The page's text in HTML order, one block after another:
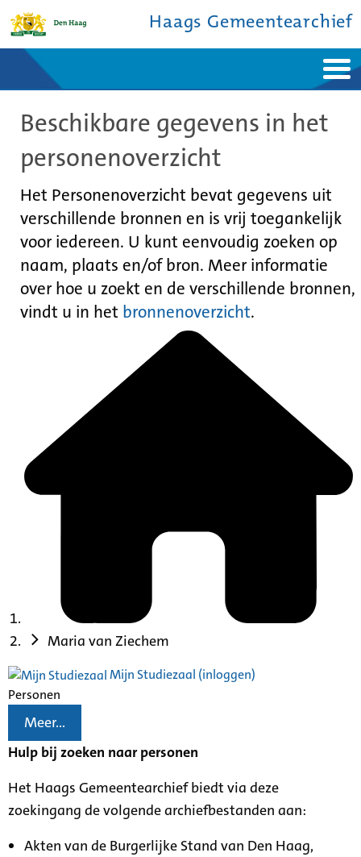
Haags Gemeentearchief
Ontdek de stad
De studiezaal
Bronnen en collecties
Contact
Beschikbare gegevens in het
personenoverzicht
Het Personenoverzicht bevat gegevens uit
verschillende bronnen en is vrij toegankelijk
voor iedereen. U kunt eenvoudig zoeken op
naam, plaats en/of bron. Meer informatie
over hoe u zoekt en de verschillende bronnen,
vindt u in het bronnenoverzicht.
Maria van Ziechem
Mijn Studiezaal (inloggen)
Personen
Meer...
Hulp bij zoeken naar personen
Het Haags Gemeentearchief biedt via deze
zoekingang de volgende archiefbestanden aan:
Akten van de Burgerlijke Stand van Den Haag,